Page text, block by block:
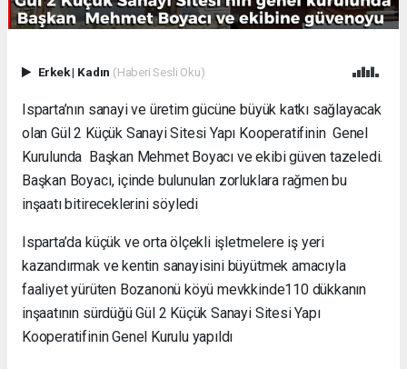
Erkek| Kadın (Haberi Sesli Oku)
Isparta’nın sanayi ve üretim gücüne büyük katkı sağlayacak
olan Gül 2 Küçük Sanayi Sitesi Yapı Kooperatifinin Genel
Kurulunda Başkan Mehmet Boyacı ve ekibi güven tazeledi.
Başkan Boyacı, içinde bulunulan zorluklara rağmen bu
inşaatı bitireceklerini söyledi
Isparta’da küçük ve orta ölçekli işletmelere iş yeri
kazandırmak ve kentin sanayisini büyütmek amacıyla
faaliyet yürüten Bozanonü köyü mevkkinde110 dükkanın
inşaatının sürdüğü Gül 2 Küçük Sanayi Sitesi Yapı
Kooperatifinin Genel Kurulu yapıldı